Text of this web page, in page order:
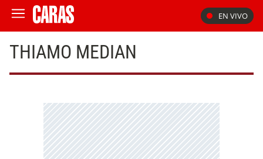
EN VIVO
THIAMO MEDIAN